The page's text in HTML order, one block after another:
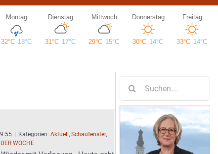
Kategorien: Aktuell , Schaufenster,
WOCHE
nach: